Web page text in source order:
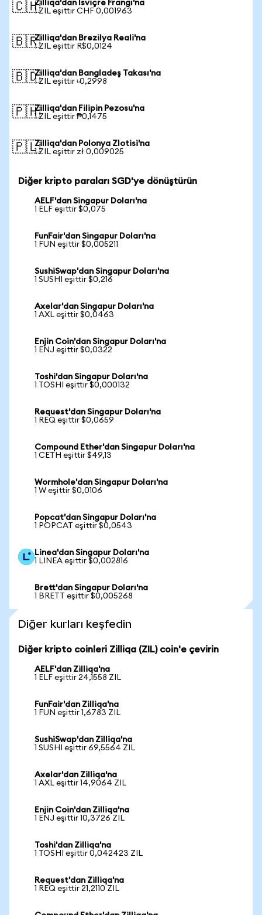
🇨🇭Zilliqa'dan İsviçre Frangı'na
1 ZIL eşittir CHF 0,001963
🇧🇷Zilliqa'dan Brezilya Reali'na
1 ZIL eşittir R$0,0124
🇧🇩Zilliqa'dan Bangladeş Takası'na
1 ZIL eşittir ৳0,2998
🇵🇭Zilliqa'dan Filipin Pezosu'na
1 ZIL eşittir ₱0,1475
🇵🇱Zilliqa'dan Polonya Zlotisi'na
1 ZIL eşittir zł 0,009025
Diğer kripto paraları SGD'ye dönüştürün
AELF'dan Singapur Doları'na
1 ELF eşittir $0,075
FunFair'dan Singapur Doları'na
1 FUN eşittir $0,005211
SushiSwap'dan Singapur Doları'na
1 SUSHI eşittir $0,216
Axelar'dan Singapur Doları'na
1 AXL eşittir $0,0463
Enjin Coin'dan Singapur Doları'na
1 ENJ eşittir $0,0322
Toshi'dan Singapur Doları'na
1 TOSHI eşittir $0,000132
Request'dan Singapur Doları'na
1 REQ eşittir $0,0659
Compound Ether'dan Singapur Doları'na
1 CETH eşittir $49,13
Wormhole'dan Singapur Doları'na
1 W eşittir $0,0106
Popcat'dan Singapur Doları'na
1 POPCAT eşittir $0,0543
Linea'dan Singapur Doları'na
1 LINEA eşittir $0,002816
Brett'dan Singapur Doları'na
1 BRETT eşittir $0,005268
Diğer kurları keşfedin
Diğer kripto coinleri Zilliqa (ZIL) coin'e çevirin
AELF'dan Zilliqa'na
1 ELF eşittir 24,1558 ZIL
FunFair'dan Zilliqa'na
1 FUN eşittir 1,6783 ZIL
SushiSwap'dan Zilliqa'na
1 SUSHI eşittir 69,5564 ZIL
Axelar'dan Zilliqa'na
1 AXL eşittir 14,9064 ZIL
Enjin Coin'dan Zilliqa'na
1 ENJ eşittir 10,3726 ZIL
Toshi'dan Zilliqa'na
1 TOSHI eşittir 0,042423 ZIL
Request'dan Zilliqa'na
1 REQ eşittir 21,2110 ZIL